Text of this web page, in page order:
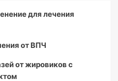
для лечения
от ВПЧ
от жировиков с